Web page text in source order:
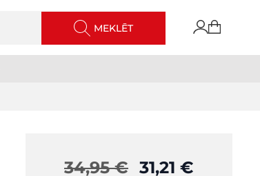
MEKLĒT
34,95 € 31,21 €